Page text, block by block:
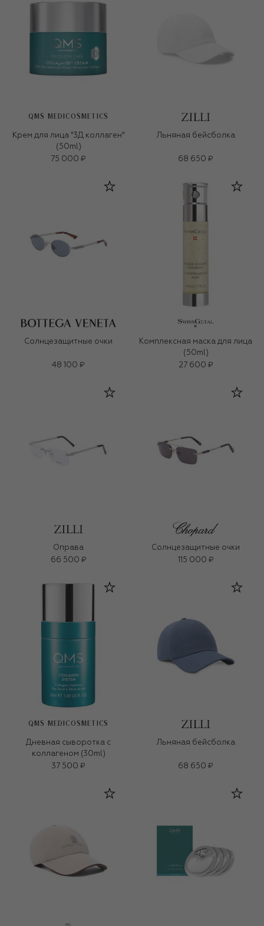
QMS MEDICOSMETICS
Крем для лица "3Д коллаген"
(50ml)
75 000 ₽
Льняная бейсболка
68 650 ₽
Солнцезащитные очки
48 100 ₽
Комплексная маска для лица
(50ml)
27 600 ₽
Оправа
66 500 ₽
Солнцезащитные очки
115 000 ₽
QMS MEDICOSMETICS
Дневная сыворотка с
коллагеном (30ml)
37 500 ₽
Льняная бейсболка
68 650 ₽